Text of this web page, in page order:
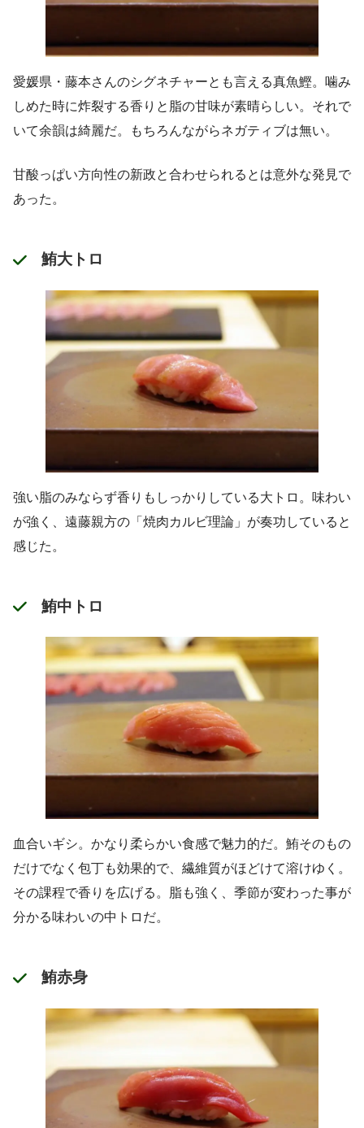
愛媛県・藤本さんのシグネチャーとも言える真魚鰹。噛み
しめた時に炸裂する香りと脂の甘味が素晴らしい。それで
いて余韻は綺麗だ。もちろんながらネガティブは無い。
甘酸っぱい方向性の新政と合わせられるとは意外な発見で
あった。
鮪大トロ
強い脂のみならず香りもしっかりしている大トロ。味わい
が強く、遠藤親方の「焼肉カルビ理論」が奏功していると
感じた。
鮪中トロ
血合いギシ。かなり柔らかい食感で魅力的だ。鮪そのもの
だけでなく包丁も効果的で、繊維質がほどけて溶けゆく。
その課程で香りを広げる。脂も強く、季節が変わった事が
分かる味わいの中トロだ。
鮪赤身